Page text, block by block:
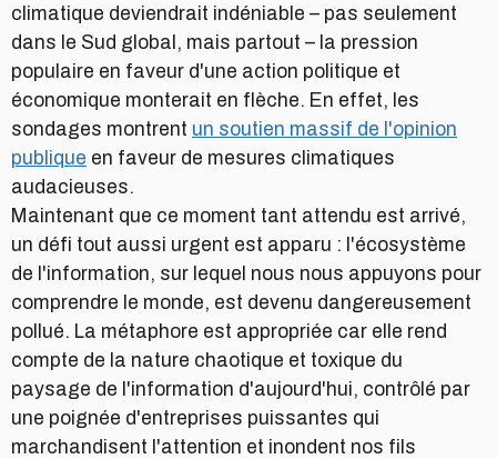
climatique deviendrait indéniable – pas seulement
dans le Sud global, mais partout – la pression
populaire en faveur d'une action politique et
économique monterait en flèche. En effet, les
sondages montrent un soutien massif de l'opinion
publique en faveur de mesures climatiques
audacieuses.
Maintenant que ce moment tant attendu est arrivé,
un défi tout aussi urgent est apparu : l'écosystème
de l'information, sur lequel nous nous appuyons pour
comprendre le monde, est devenu dangereusement
pollué. La métaphore est appropriée car elle rend
compte de la nature chaotique et toxique du
paysage de l'information d'aujourd'hui, contrôlé par
une poignée d'entreprises puissantes qui
marchandisent l'attention et inondent nos fils